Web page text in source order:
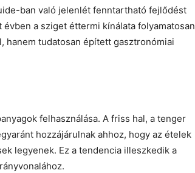
ban való jelenlét fenntartható fejlődést
a sziget éttermi kínálata folyamatosan
hanem tudatosan épített gasztronómiai
felhasználása. A friss hal, a tenger
hozzájárulnak ahhoz, hogy az ételek
legyenek. Ez a tendencia illeszkedik a